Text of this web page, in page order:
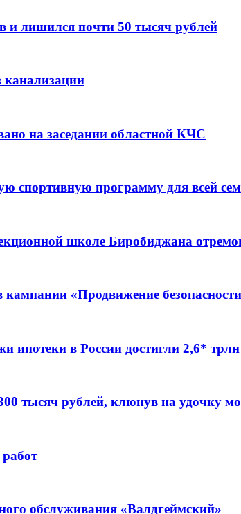
и лишился почти 50 тысяч рублей
канализации
на заседании областной КЧС
спортивную программу для всей
школе Биробиджана
«Продвижение
ипотеки в России достигли 2,6*
тысяч рублей, клюнув на удочку
обслуживания «Валдгеймский»